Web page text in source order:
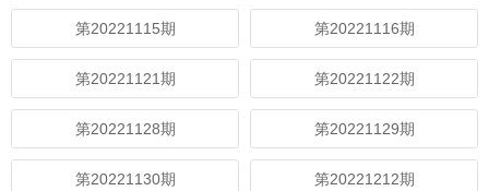
第20221115期 第20221116期
第20221121期 第20221122期
第20221128期 第20221129期
第20221130期 第20221212期